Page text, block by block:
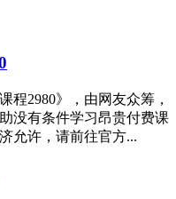
程2980》，由网友众筹，
没有条件学习昂贵付费课
允许，请前往官方...